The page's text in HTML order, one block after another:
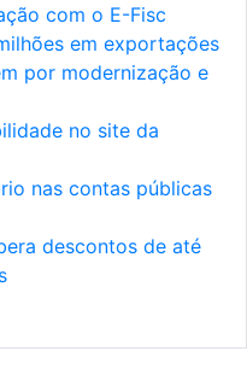
com o E-Fisc
em exportações
por modernização e
no site da
nas contas públicas
descontos de até